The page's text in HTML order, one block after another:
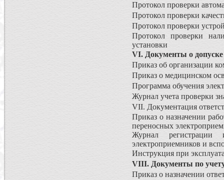
Протокол проверки
Протокол проверки
Протокол проверки
Протокол проверки
установки
VI. Документы о допуске
Приказ об организации
Приказ о медицинском
Программа обучения
Журнал учета проверки
VII. Документация
Приказ о назначении
переносных
Журнал регистрации
электроприемников и
Инструкция при
VIII. Документы по
Приказ о назначении